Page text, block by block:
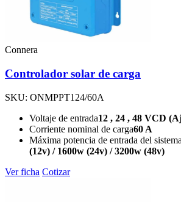
Connera
Controlador solar de carga
SKU: ONMPPT124/60A
Voltaje de entrada12 , 24 , 48 VCD
Corriente nominal de carga60 A
Máxima potencia de entrada del
(12v) / 1600w (24v) / 3200w (48v)
Ver ficha Cotizar